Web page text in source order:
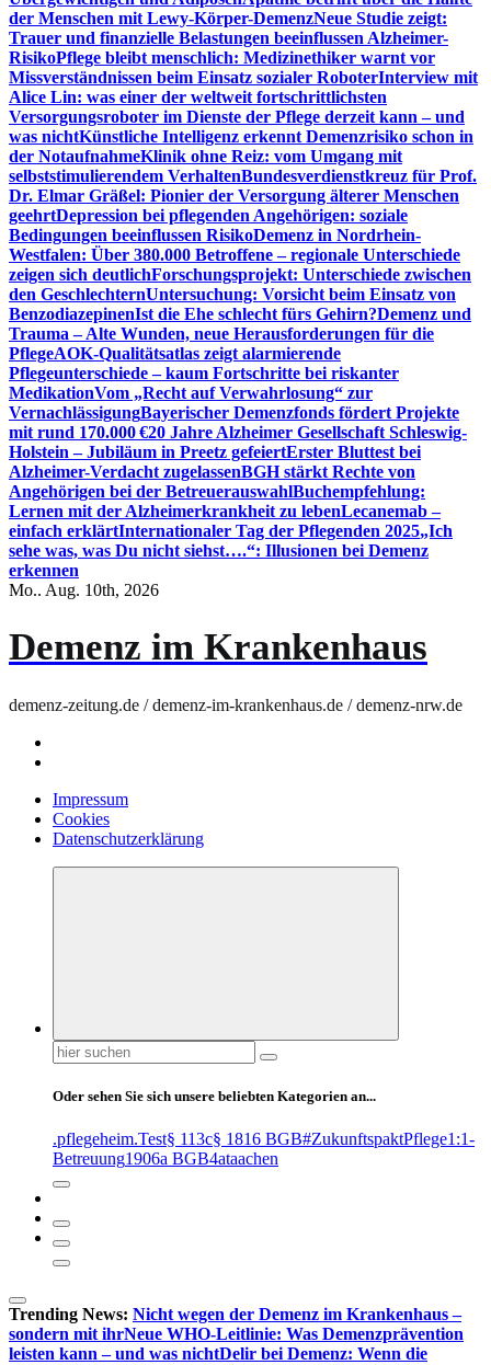
der Menschen mit Lewy-Körper-DemenzNeue Studie zeigt:
Trauer und finanzielle Belastungen beeinflussen Alzheimer-
RisikoPflege bleibt menschlich: Medizinethiker warnt vor
Missverständnissen beim Einsatz sozialer RoboterInterview mit
Alice Lin: was einer der weltweit fortschrittlichsten
Versorgungsroboter im Dienste der Pflege derzeit kann – und
was nichtKünstliche Intelligenz erkennt Demenzrisiko schon in
der NotaufnahmeKlinik ohne Reiz: vom Umgang mit
selbststimulierendem VerhaltenBundesverdienstkreuz für Prof.
Dr. Elmar Gräßel: Pionier der Versorgung älterer Menschen
geehrtDepression bei pflegenden Angehörigen: soziale
Bedingungen beeinflussen RisikoDemenz in Nordrhein-
Westfalen: Über 380.000 Betroffene – regionale Unterschiede
zeigen sich deutlichForschungsprojekt: Unterschiede zwischen
den GeschlechternUntersuchung: Vorsicht beim Einsatz von
BenzodiazepinenIst die Ehe schlecht fürs Gehirn?Demenz und
Trauma – Alte Wunden, neue Herausforderungen für die
PflegeAOK-Qualitätsatlas zeigt alarmierende
Pflegeunterschiede – kaum Fortschritte bei riskanter
MedikationVom „Recht auf Verwahrlosung“ zur
VernachlässigungBayerischer Demenzfonds fördert Projekte
mit rund 170.000 €20 Jahre Alzheimer Gesellschaft Schleswig-
Holstein – Jubiläum in Preetz gefeiertErster Bluttest bei
Alzheimer-Verdacht zugelassenBGH stärkt Rechte von
Angehörigen bei der BetreuerauswahlBuchempfehlung:
Lernen mit der Alzheimerkrankheit zu lebenLecanemab –
einfach erklärtInternationaler Tag der Pflegenden 2025„Ich
sehe was, was Du nicht siehst….“: Illusionen bei Demenz
erkennen
Mo.. Aug. 10th, 2026
Demenz im Krankenhaus
demenz-zeitung.de / demenz-im-krankenhaus.de / demenz-nrw.de
Impressum
Cookies
Datenschutzerklärung
Suchen
nach:
Oder sehen Sie sich unsere beliebten Kategorien an...
.pflegeheim.Test§ 113c§ 1816 BGB#ZukunftspaktPflege1:1-
Betreuung1906a BGB4ataachen
Trending News: Nicht wegen der Demenz im Krankenhaus –
sondern mit ihrNeue WHO-Leitlinie: Was Demenzprävention
leisten kann – und was nichtDelir bei Demenz: Wenn die